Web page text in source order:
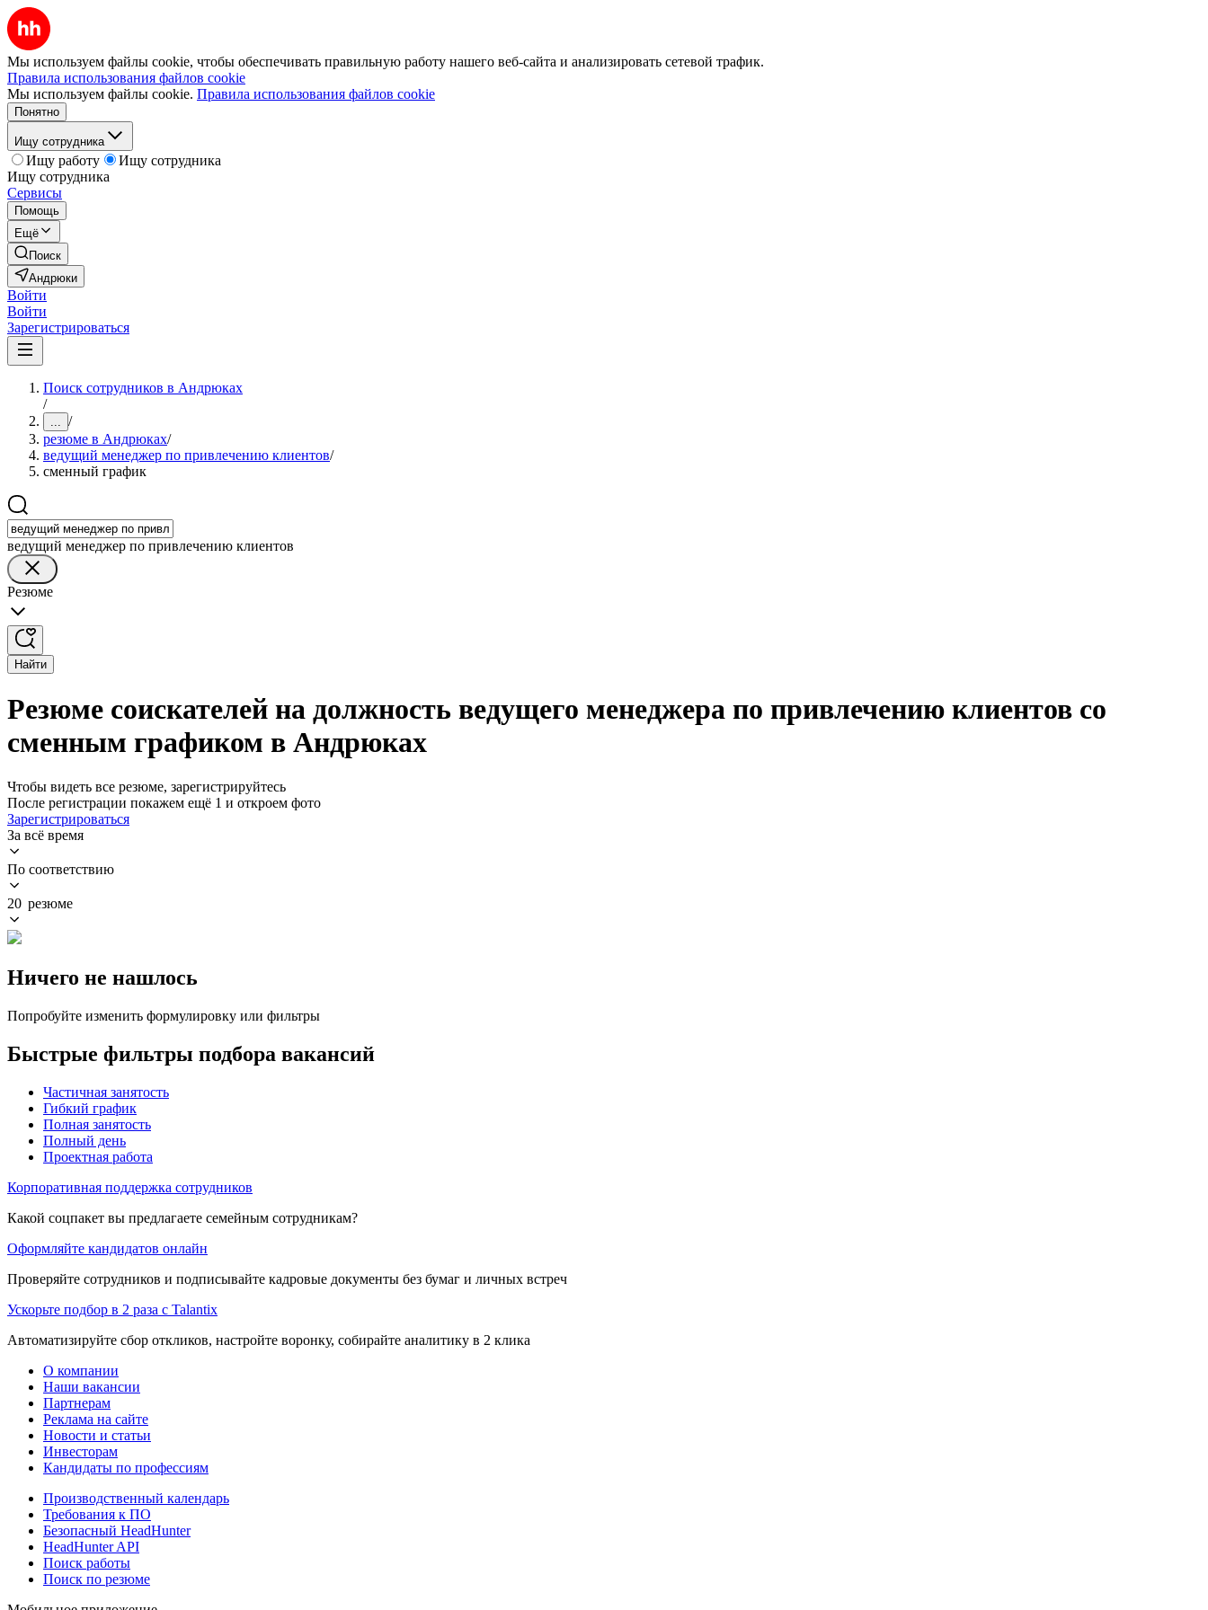
Мы используем файлы cookie, чтобы обеспечивать правильную работу нашего веб-сайта и анализировать сетевой трафик.
Правила использования файлов cookie
Мы используем файлы cookie. Правила использования файлов cookie
Понятно
Ищу сотрудника
Ищу работу
Ищу сотрудника
Ищу сотрудника
Сервисы
Помощь
Ещё
Поиск
Андрюки
Войти
Войти
Зарегистрироваться
Поиск сотрудников в Андрюках
/
... /
резюме в Андрюках/
ведущий менеджер по привлечению клиентов/
сменный график
ведущий менеджер по привлечению клиентов
Резюме
Найти
Резюме соискателей на должность ведущего менеджера по привлечению клиентов со
сменным графиком в Андрюках
Чтобы видеть все резюме, зарегистрируйтесь
После регистрации покажем ещё 1 и откроем фото
Зарегистрироваться
За всё время
По соответствию
20 резюме
Ничего не нашлось
Попробуйте изменить формулировку или фильтры
Быстрые фильтры подбора вакансий
Частичная занятость
Гибкий график
Полная занятость
Полный день
Проектная работа
Корпоративная поддержка сотрудников
Какой соцпакет вы предлагаете семейным сотрудникам?
Оформляйте кандидатов онлайн
Проверяйте сотрудников и подписывайте кадровые документы без бумаг и личных встреч
Ускорьте подбор в 2 раза с Talantix
Автоматизируйте сбор откликов, настройте воронку, собирайте аналитику в 2 клика
О компании
Наши вакансии
Партнерам
Реклама на сайте
Новости и статьи
Инвесторам
Кандидаты по профессиям
Производственный календарь
Требования к ПО
Безопасный HeadHunter
HeadHunter API
Поиск работы
Поиск по резюме